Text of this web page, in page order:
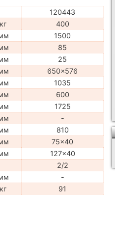
120443
кг
400
1500
85
25
650x576
1035
600
1725
-
810
75x40
127x40
2/2
-
кг 91